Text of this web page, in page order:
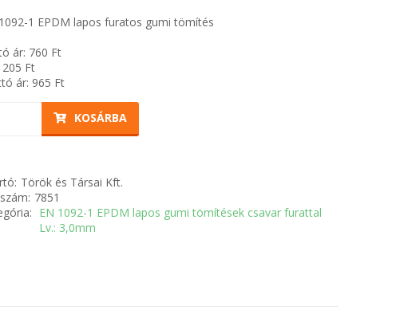
1 EPDM lapos furatos gumi tömítés
ár: 760 Ft
205 Ft
ár: 965 Ft
KOSÁRBA
Török és Társai Kft.
7851
EN 1092-1 EPDM lapos gumi tömítések csavar furattal
Lv.: 3,0mm